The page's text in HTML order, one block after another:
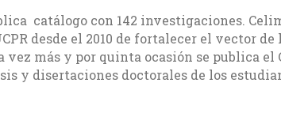
catálogo con 142 investigaciones.
desde el 2010 de fortalecer el vector
más y por quinta ocasión se publica el
y disertaciones doctorales de los